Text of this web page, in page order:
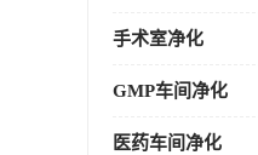
手术室净化
GMP车间净化
医药车间净化